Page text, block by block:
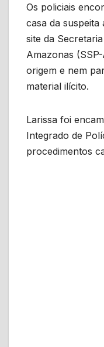
Os policiais
casa da
site da
Amazonas
origem e nem
material ilícito.
Larissa foi
Integrado de
procedimentos